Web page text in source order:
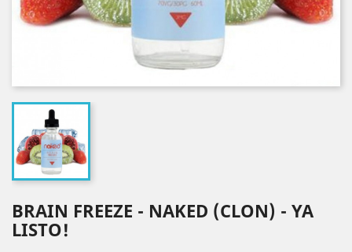
BRAIN FREEZE - NAKED (CLON) - YA
LISTO!